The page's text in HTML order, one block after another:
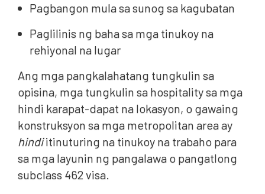
Pagbangon mula sa sunog sa kagubatan
Paglilinis ng baha sa mga tinukoy na
rehiyonal na lugar
Ang mga pangkalahatang tungkulin sa
opisina, mga tungkulin sa hospitality sa mga
hindi karapat-dapat na lokasyon, o gawaing
konstruksyon sa mga metropolitan area ay
hindiitinuturing na tinukoy na trabaho para
sa mga layunin ng pangalawa o pangatlong
subclass 462 visa.